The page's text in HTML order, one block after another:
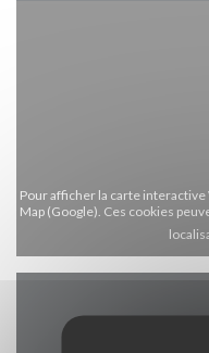
Pour afficher la carte interactive
Map (Google). Ces cookies